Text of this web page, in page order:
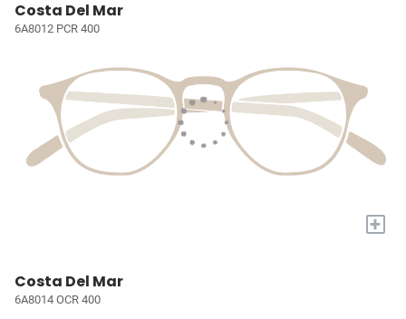
Costa Del Mar
6A8012 PCR 400
+
Costa Del Mar
6A8014 OCR 400